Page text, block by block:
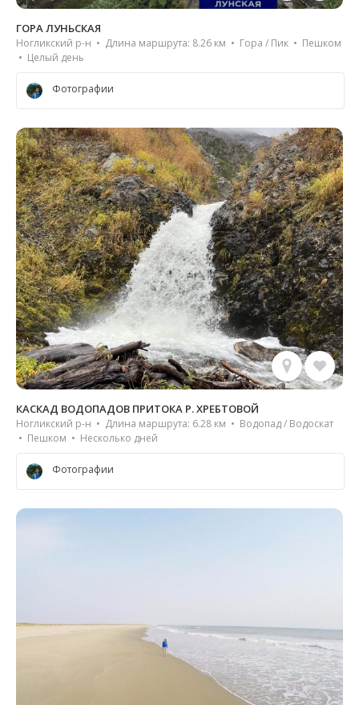
ГОРА ЛУНЬСКАЯ
Ногликский р-н • Длина маршрута: 8.26 км • Гора / Пик • Пешком
• Целый день
Фотографии
КАСКАД ВОДОПАДОВ ПРИТОКА Р. ХРЕБТОВОЙ
Ногликский р-н • Длина маршрута: 6.28 км • Водопад / Водоскат
• Пешком • Несколько дней
Фотографии